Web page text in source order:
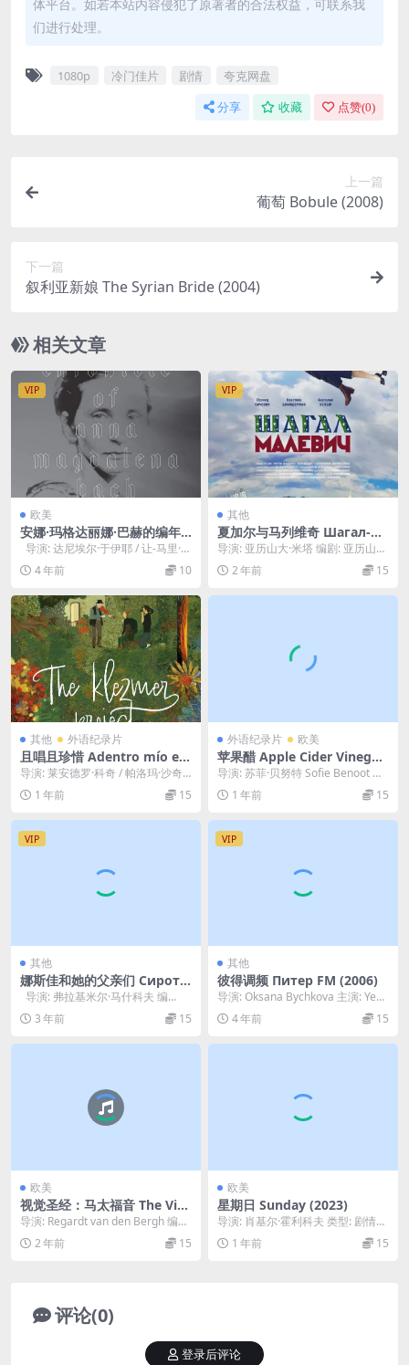
体平台。如若本站内容侵犯了原著者的合法权益，可联系我
们进行处理。
1080p 冷门佳片 剧情 夸克网盘
分享 收藏 点赞(0)
上一篇
葡萄 Bobule (2008)
下一篇
叙利亚新娘 The Syrian Bride (2004)
相关文章
VIP
欧美
安娜·玛格达丽娜·巴赫的编年
史 Chronik der Anna Magd
alena Bach (1968)
导演: 达尼埃尔·于伊耶 / 让-马里·斯
特劳布 编剧: 达尼埃尔...
4 年前 10
VIP
其他
夏加尔与马列维奇 Шагал-М
алевич (2014)
导演: 亚历山大·米塔 编剧: 亚历山大
·米塔 / Kristina Schne...
2 年前 15
其他 外语纪录片
且唱且珍惜 Adentro mío est
oy bailando (2023)
导演: 莱安德罗·科奇 / 帕洛玛·沙奇
曼 编剧: 莱安德罗·科奇 / 帕洛玛·...
1 年前 15
外语纪录片 欧美
苹果醋 Apple Cider Vinegar
(2024)
导演: 苏菲·贝努特 Sofie Benoot 编
剧: Sofie Benoot...
1 年前 15
VIP
其他
娜斯佳和她的父亲们 Сирота
казанская (1997)
导演: 弗拉基米尔·马什科夫 编
剧: Oleg Antonov 主...
3 年前 15
VIP
其他
彼得调频 Питер FM (2006)
导演: Oksana Bychkova 主演: Yeka
terina Fedul...
4 年前 15
欧美
视觉圣经：马太福音 The Visu
al Bible: Matthew (1993)
导演: Regardt van den Bergh 编
剧: Johann Pot...
2 年前 15
欧美
星期日 Sunday (2023)
导演: 肖基尔·霍利科夫 类型: 剧情
制片国家/地区: 乌兹别克斯坦 语
言: ...1 年前 15
评论(0)
登录后评论